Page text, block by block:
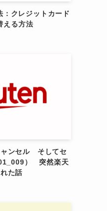
クレジットカード
える方法
ンセル そしてセ
） 突然楽天
た話